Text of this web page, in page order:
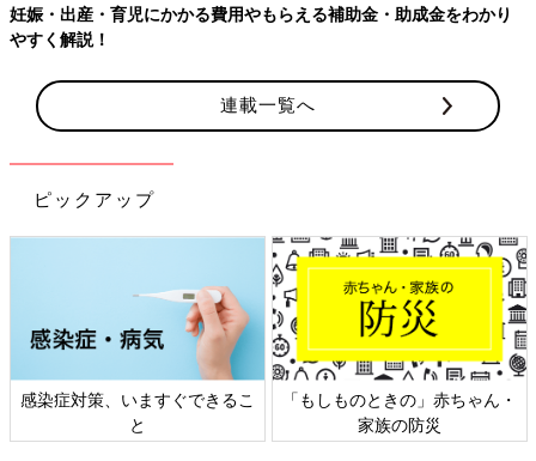
妊娠・出産・育児にかかる費用やもらえる補助金・助成金をわかり
やすく解説！
連載一覧へ
ピックアップ
感染症対策、いますぐできるこ
と
「もしものときの」赤ちゃん・
家族の防災